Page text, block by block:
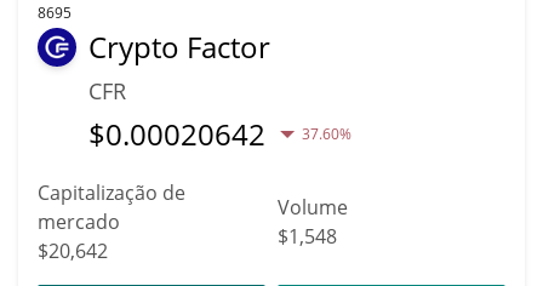
8695
Crypto Factor
CFR
$0.00020642 37.60%
Capitalização de
mercado
$20,642
Volume
$1,548